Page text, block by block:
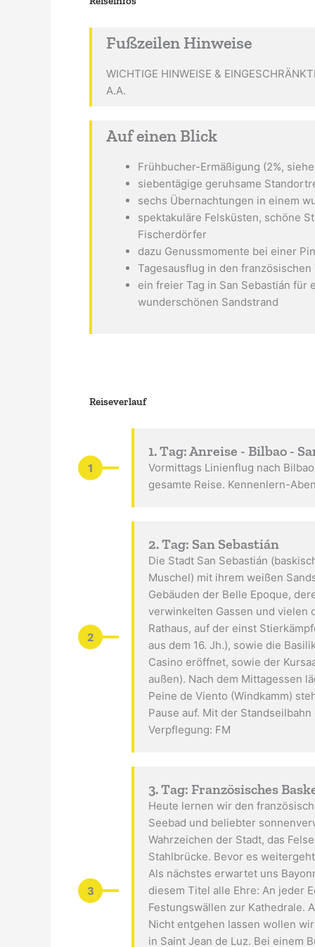
Fußzeilen Hinweise
WICHTIGE HINWEISE &
A.A.
Auf einen Blick
Frühbucher-Ermäßigung (2%, siehe
siebentägige geruhsame
sechs Übernachtungen in einem
spektakuläre Felsküsten, schöne
Fischerdörfer
dazu Genussmomente bei einer
Tagesausflug in den
ein freier Tag in San Sebastián für
wunderschönen Sandstrand
Reiseverlauf
1
1. Tag: Anreise - Bilbao -
Vormittags Linienflug nach
gesamte Reise. Kennenlern-
2
2. Tag: San Sebastián
Die Stadt San Sebastián
Muschel) mit ihrem weißen
Gebäuden der Belle Epoque,
verwinkelten Gassen und vielen
Rathaus, auf der einst
aus dem 16. Jh.), sowie die
Casino eröffnet, sowie der
außen). Nach dem Mittagessen
Peine de Viento (Windkamm)
Pause auf. Mit der
Verpflegung: FM
3
3. Tag: Französisches
Heute lernen wir den
Seebad und beliebter
Wahrzeichen der Stadt, das
Stahlbrücke. Bevor es
Als nächstes erwartet uns
diesem Titel alle Ehre: An jeder
Festungswällen zur Kathedrale.
Nicht entgehen lassen wollen
in Saint Jean de Luz. Bei einem